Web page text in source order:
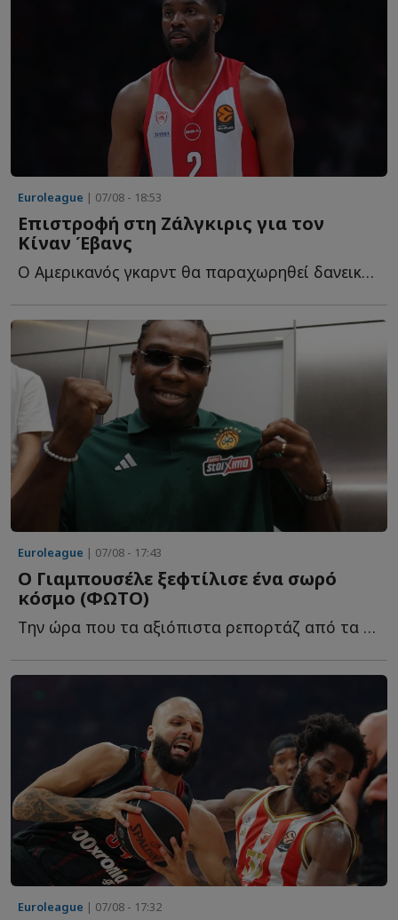
Euroleague | 07/08 - 18:53
Επιστροφή στη Ζάλγκιρις για τον
Κίναν Έβανς
Ο Αμερικανός γκαρντ θα παραχωρηθεί δανεικός στους Λ...
Euroleague | 07/08 - 17:43
Ο Γιαμπουσέλε ξεφτίλισε ένα σωρό
κόσμο (ΦΩΤΟ)
Την ώρα που τα αξιόπιστα ρεπορτάζ από τα εργομετρικ�...
Euroleague | 07/08 - 17:32